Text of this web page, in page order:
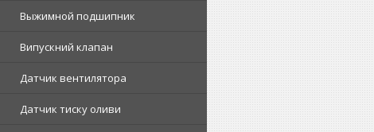
Выжимной подшипник
Випускний клапан
Датчик вентилятора
Датчик тиску оливи